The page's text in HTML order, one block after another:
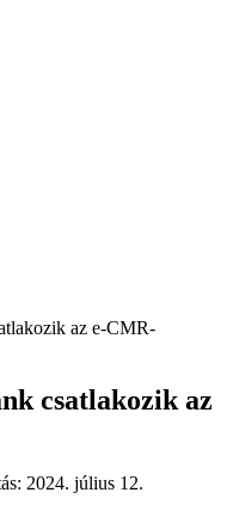
csatlakozik az
2024. július 12.